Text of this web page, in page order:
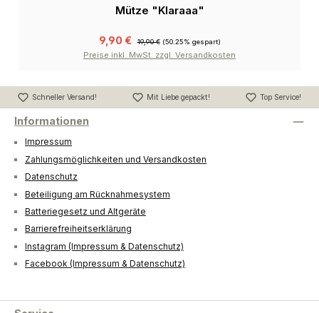
Mütze "Klaraaa"
9,90 € 19,90 € (50.25% gespart)
Preise inkl. MwSt. zzgl. Versandkosten
Schneller Versand! Mit Liebe gepackt! Top Service!
Informationen
Impressum
Zahlungsmöglichkeiten und Versandkosten
Datenschutz
Beteiligung am Rücknahmesystem
Batteriegesetz und Altgeräte
Barrierefreiheitserklärung
Instagram (Impressum & Datenschutz)
Facebook (Impressum & Datenschutz)